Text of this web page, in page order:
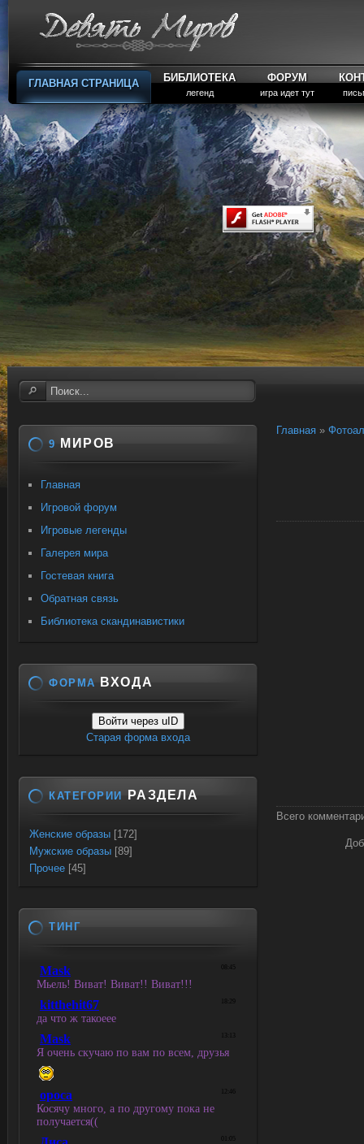
ГЛАВНАЯ СТРАНИЦА БИБЛИОТЕКА
легенд
ФОРУМ
игра идет тут
Главная »
Всего
9 МИРОВ
Главная
Игровой форум
Игровые легенды
Галерея мира
Гостевая книга
Обратная связь
Библиотека скандинавистики
ФОРМА ВХОДА
Войти через uID
Старая форма входа
КАТЕГОРИИ РАЗДЕЛА
Женские образы [172]
Мужские образы [89]
Прочее [45]
ТИНГ